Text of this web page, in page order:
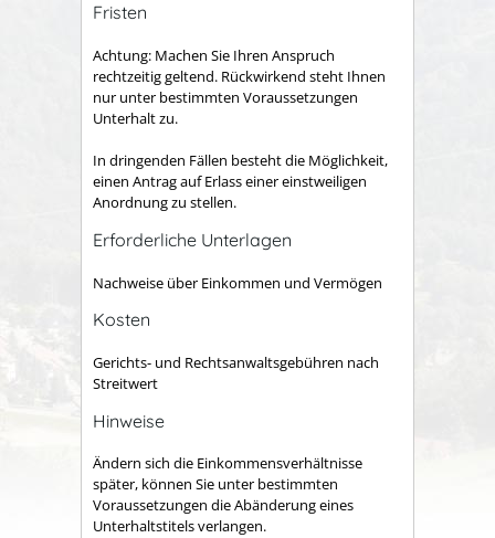
Fristen
Achtung: Machen Sie Ihren Anspruch
rechtzeitig geltend. Rückwirkend steht Ihnen
nur unter bestimmten Voraussetzungen
Unterhalt zu.
In dringenden Fällen besteht die Möglichkeit,
einen Antrag auf Erlass einer einstweiligen
Anordnung zu stellen.
Erforderliche Unterlagen
Nachweise über Einkommen und Vermögen
Kosten
Gerichts- und Rechtsanwaltsgebühren nach
Streitwert
Hinweise
Ändern sich die Einkommensverhältnisse
später, können Sie unter bestimmten
Voraussetzungen die Abänderung eines
Unterhaltstitels verlangen.